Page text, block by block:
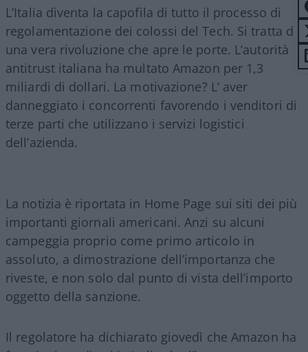
L’Italia diventa la capofila di tutto il processo di
regolamentazione dei colossi del Tech. Si tratta di
una vera rivoluzione che apre le porte. L’autorità
antitrust italiana ha multato Amazon per 1,3
miliardi di dollari. La motivazione? L’ aver
danneggiato i concorrenti favorendo i venditori di
terze parti che utilizzano i servizi logistici
dell’azienda.
La notizia è riportata in Home Page sui siti dei più
importanti giornali americani. Anzi su alcuni
campeggia proprio come primo articolo in
assoluto, a dimostrazione dell’importanza che
riveste, e non solo dal punto di vista dell’importo
oggetto della sanzione.
Il regolatore ha dichiarato giovedì che Amazon ha